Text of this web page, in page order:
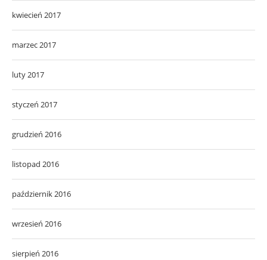
kwiecień 2017
marzec 2017
luty 2017
styczeń 2017
grudzień 2016
listopad 2016
październik 2016
wrzesień 2016
sierpień 2016